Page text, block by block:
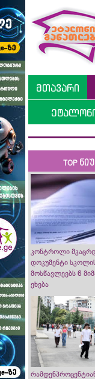
მთავარი
TOP
კონტროლი
დოკუმენტი
მოსწავლეებს 6
ეხება